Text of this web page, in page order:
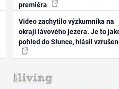
premiéra
Video zachytilo výzkumníka na
okraji lávového jezera. Je to
pohled do Slunce, hlásil